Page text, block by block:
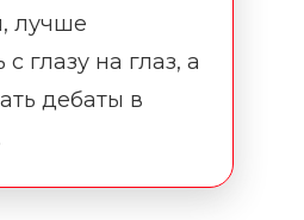
лучше
с глазу на глаз, а
дебаты в